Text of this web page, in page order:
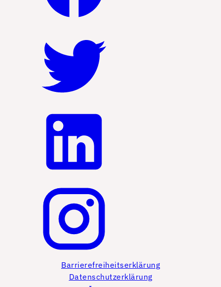
Barrierefreiheitserklärung
Datenschutzerklärung